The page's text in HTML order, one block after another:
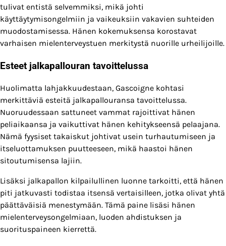
tulivat entistä selvemmiksi, mikä johti
käyttäytymisongelmiin ja vaikeuksiin vakavien suhteiden
muodostamisessa. Hänen kokemuksensa korostavat
varhaisen mielenterveystuen merkitystä nuorille urheilijoille.
Esteet jalkapallouran tavoittelussa
Huolimatta lahjakkuudestaan, Gascoigne kohtasi
merkittäviä esteitä jalkapallouransa tavoittelussa.
Nuoruudessaan sattuneet vammat rajoittivat hänen
peliaikaansa ja vaikuttivat hänen kehitykseensä pelaajana.
Nämä fyysiset takaiskut johtivat usein turhautumiseen ja
itseluottamuksen puutteeseen, mikä haastoi hänen
sitoutumisensa lajiin.
Lisäksi jalkapallon kilpailullinen luonne tarkoitti, että hänen
piti jatkuvasti todistaa itsensä vertaisilleen, jotka olivat yhtä
päättäväisiä menestymään. Tämä paine lisäsi hänen
mielenterveysongelmiaan, luoden ahdistuksen ja
suorituspaineen kierrettä.